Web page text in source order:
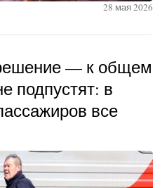
28 мая 2026
— к общем
подпустят: в
все